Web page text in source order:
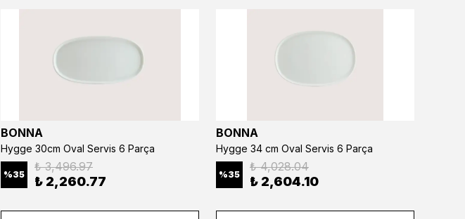
BONNA
Hygge 30cm Oval Servis 6 Parça
%35
₺ 3,496.97
₺ 2,260.77
BONNA
Hygge 34 cm Oval Servis 6 Parça
%35
₺ 4,028.04
₺ 2,604.10